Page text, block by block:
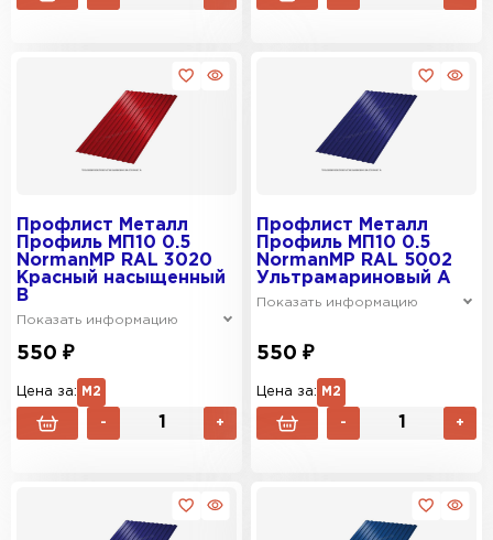
Профлист Металл
Профиль МП10 0.5
NormanMP RAL 3020
Красный насыщенный
B
Показать информацию
550 ₽
Цена за: М2
- +
Профлист Металл
Профиль МП10 0.5
NormanMP RAL 5002
Ультрамариновый A
Показать информацию
550 ₽
Цена за: М2
- +